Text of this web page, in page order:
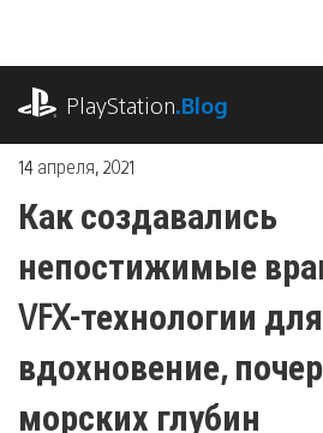
содержимому
PlayStation.Blog
14 апреля, 2021
Как создавались
непостижимые
VFX-технологии
вдохновение,
морских глубин